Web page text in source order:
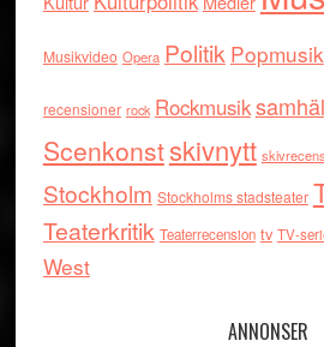
Musikvideo Opera Politik Popmusik
recensioner rock Rockmusik
Scenkonstskivnytt
Stockholm Stockholms stadsteater
Teaterkritik Teaterrecension tv TV-
West
ANNONSER